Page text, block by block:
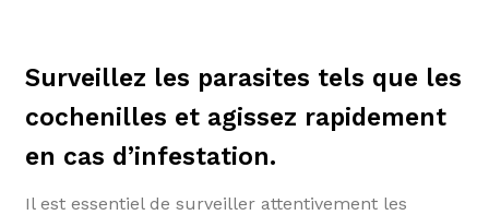
Surveillez les parasites tels que les
cochenilles et agissez rapidement
en cas d’infestation.
Il est essentiel de surveiller attentivement les